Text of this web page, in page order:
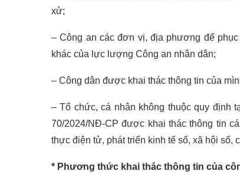
xử;
– Công an các đơn vị, địa phương để
khác của lực lượng Công an nhân dân;
– Công dân được khai thác thông tin của
– Tổ chức, cá nhân không thuộc quy định
70/2024/NĐ-CP được khai thác thông tin
thực điện tử, phát triển kinh tế số, xã hội số,
* Phương thức khai thác thông tin của